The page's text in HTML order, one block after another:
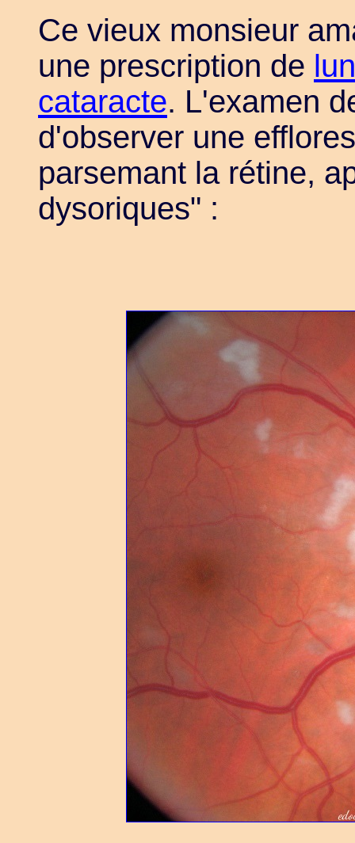
Ce vieux monsieur
une prescription de
cataracte. L'examen
d'observer une
parsemant la rétine,
dysoriques" :